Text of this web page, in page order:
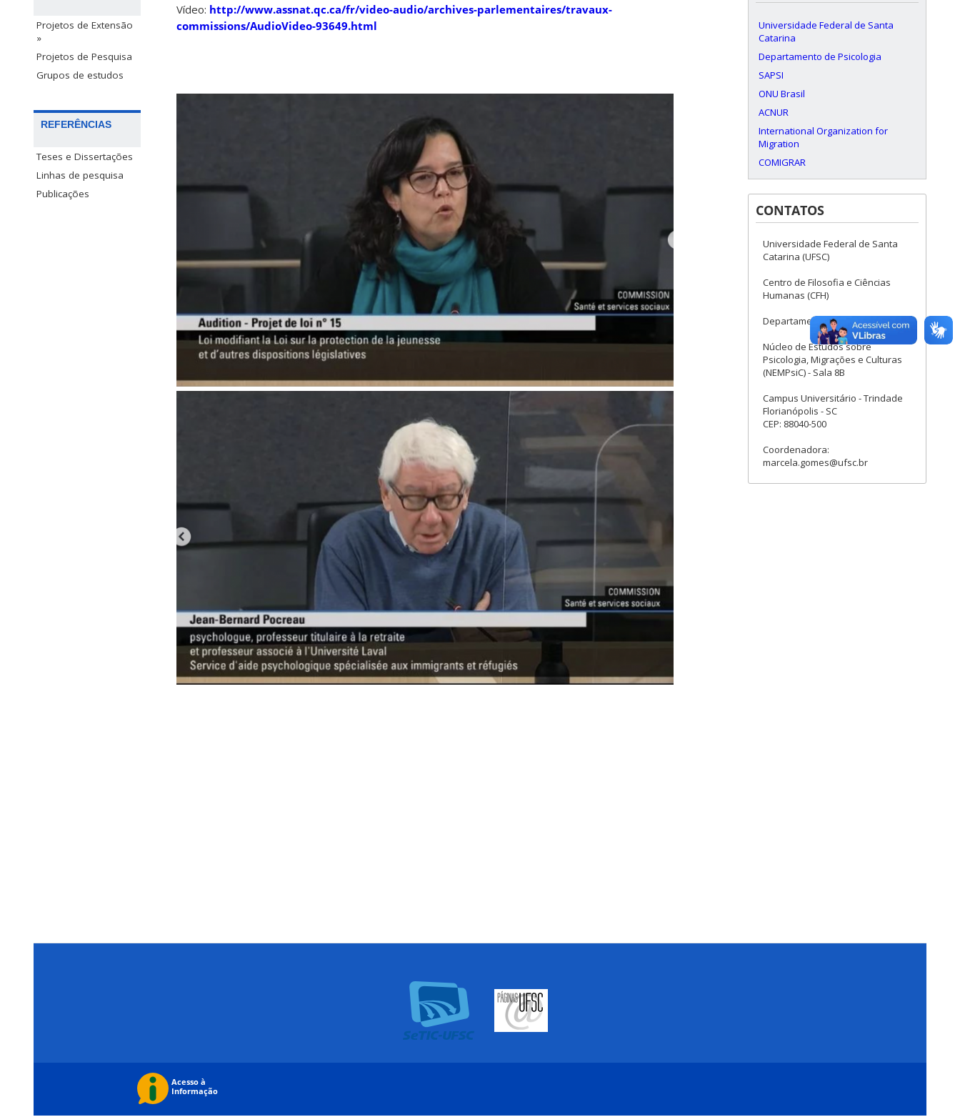
Projetos de Extensão
»
Projetos de Pesquisa
Grupos de estudos
REFERÊNCIAS
Teses e Dissertações
Linhas de pesquisa
Publicações
Vídeo: http://www.assnat.qc.ca/fr/video-audio/archives-parlementaires/travaux-
commissions/AudioVideo-93649.html
Universidade Federal de Santa
Catarina
Departamento de Psicologia
SAPSI
ONU Brasil
ACNUR
International Organization for
Migration
COMIGRAR
CONTATOS
Universidade Federal de Santa
Catarina (UFSC)
Centro de Filosofia e Ciências
Humanas (CFH)
Departamento de Psicologia
Núcleo de Estudos sobre
Psicologia, Migrações e Culturas
(NEMPsiC) - Sala 8B
Campus Universitário - Trindade
Florianópolis - SC
CEP: 88040-500
Coordenadora:
marcela.gomes@ufsc.br